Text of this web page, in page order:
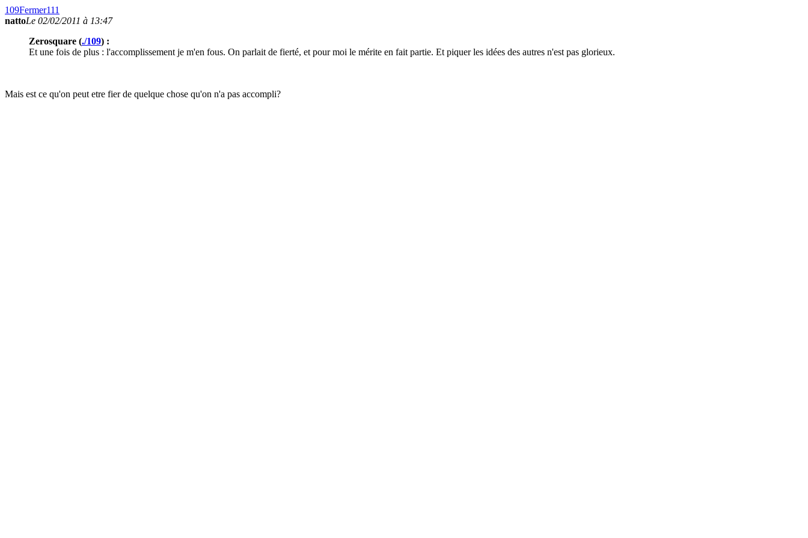
109Fermer111
nattoLe 02/02/2011 à 13:47
Zerosquare (./109) :
Et une fois de plus : l'accomplissement je m'en fous. On parlait de fierté, et pour moi le mérite en fait partie. Et piquer les idées des autres n'est pas glorieux.
Mais est ce qu'on peut etre fier de quelque chose qu'on n'a pas accompli?